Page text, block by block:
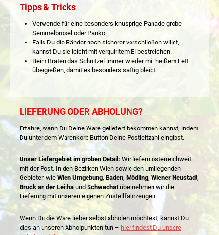
Tipps & Tricks
Verwende für eine besonders knusprige Panade grobe
Semmelbrösel oder Panko.
Falls Du die Ränder noch sicherer verschließen willst,
kannst Du sie leicht mit verquirltem Ei bestreichen.
Beim Braten das Schnitzel immer wieder mit heißem Fett
übergießen, damit es besonders saftig bleibt.
LIEFERUNG ODER ABHOLUNG?
Erfahre, wann Du Deine Ware geliefert bekommen kannst, indem
Du unter dem Warenkorb Button Deine Postleitzahl eingibst.
Unser Liefergebiet im groben Detail: Wir liefern österreichweit
mit der Post. In den Bezirken Wien sowie den umliegenden
Gebieten wie Wien Umgebung, Baden, Mödling, Wiener Neustadt,
Bruck an der Leitha und Schwechatübernehmen wir die
Lieferung mit unseren eigenen Zustellfahrzeugen.
Wenn Du die Ware lieber selbst abholen möchtest, kannst Du
dies an unseren Abholpunkten tun – hier findest Du unsere